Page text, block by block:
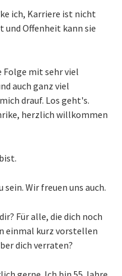
ich, Karriere ist nicht
und Offenheit kann sie
Folge mit sehr viel
auch ganz viel
drauf. Los geht's.
herzlich willkommen
sein. Wir freuen uns auch.
Für alle, die dich noch
einmal kurz vorstellen
dich verraten?